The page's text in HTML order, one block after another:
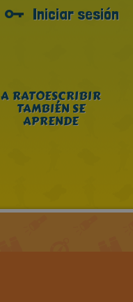
Iniciar sesión
A RATOESCRIBIR
TAMBIÉN SE
APRENDE